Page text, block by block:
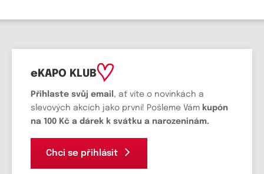
eKAPO KLUB
Přihlaste svůj email , ať víte o novinkách a
slevových akcích jako první! Pošleme Vám kupón
na 100 Kč a dárek k svátku a narozeninám.
Chci se přihlásit